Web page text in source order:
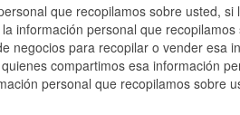
que recopilamos sobre usted, si
información personal que recopilamos
negocios para recopilar o vender esa
compartimos esa información
personal que recopilamos sobre